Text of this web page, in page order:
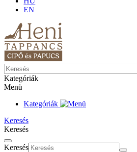
EN
Kategóriák
Menü
Kategóriák
Keresés
Keresés
Keresés